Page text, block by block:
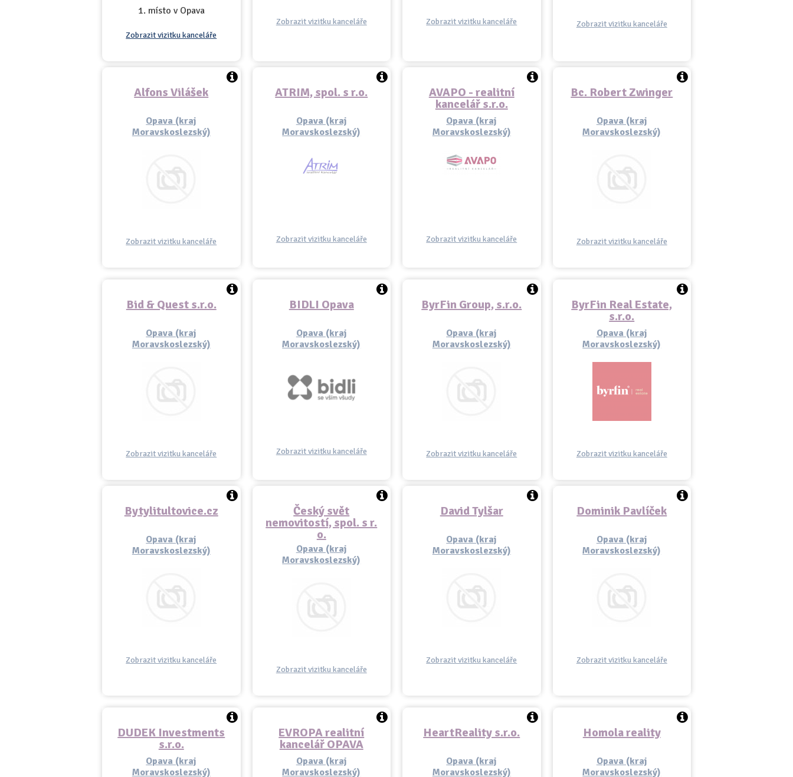
1. místo v Opava
Zobrazit vizitku kanceláře
Zobrazit vizitku kanceláře Zobrazit vizitku kanceláře Zobrazit vizitku kanceláře
Alfons Vilášek
Opava (kraj
Moravskoslezský)
Zobrazit vizitku kanceláře
ATRIM, spol. s r.o.
Opava (kraj
Moravskoslezský)
Zobrazit vizitku kanceláře
AVAPO - realitní
kancelář s.r.o.
Opava (kraj
Moravskoslezský)
Zobrazit vizitku kanceláře
Bc. Robert Zwinger
Opava (kraj
Moravskoslezský)
Zobrazit vizitku kanceláře
Bid & Quest s.r.o.
Opava (kraj
Moravskoslezský)
Zobrazit vizitku kanceláře
BIDLI Opava
Opava (kraj
Moravskoslezský)
Zobrazit vizitku kanceláře
ByrFin Group, s.r.o.
Opava (kraj
Moravskoslezský)
Zobrazit vizitku kanceláře
ByrFin Real Estate,
s.r.o.
Opava (kraj
Moravskoslezský)
Zobrazit vizitku kanceláře
Bytylitultovice.cz
Opava (kraj
Moravskoslezský)
Zobrazit vizitku kanceláře
Český svět
nemovitostí, spol. s r.
o.
Opava (kraj
Moravskoslezský)
Zobrazit vizitku kanceláře
David Tylšar
Opava (kraj
Moravskoslezský)
Zobrazit vizitku kanceláře
Dominik Pavlíček
Opava (kraj
Moravskoslezský)
Zobrazit vizitku kanceláře
DUDEK Investments
s.r.o.
Opava (kraj
Moravskoslezský)
EVROPA realitní
kancelář OPAVA
Opava (kraj
Moravskoslezský)
HeartReality s.r.o.
Opava (kraj
Moravskoslezský)
Homola reality
Opava (kraj
Moravskoslezský)